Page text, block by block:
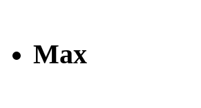
Max